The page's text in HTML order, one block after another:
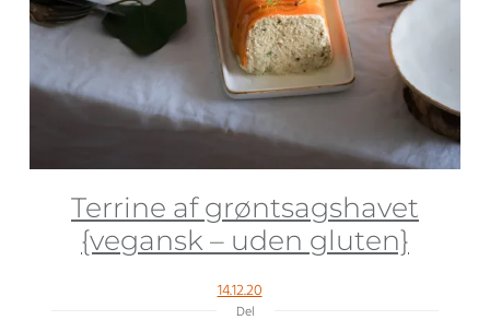
Terrine af grøntsagshavet
{vegansk – uden gluten}
14.12.20
Del